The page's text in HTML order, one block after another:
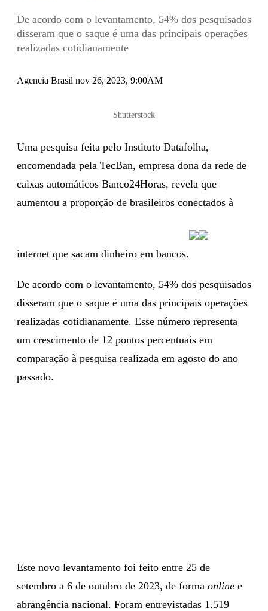
De acordo com o levantamento, 54% dos pesquisados
disseram que o saque é uma das principais operações
realizadas cotidianamente
Agencia Brasil nov 26, 2023, 9:00AM
Shutterstock
Uma pesquisa feita pelo Instituto Datafolha,
encomendada pela TecBan, empresa dona da rede de
caixas automáticos Banco24Horas, revela que
aumentou a proporção de brasileiros conectados à
internet que sacam dinheiro em bancos.
De acordo com o levantamento, 54% dos pesquisados
disseram que o saque é uma das principais operações
realizadas cotidianamente. Esse número representa
um crescimento de 12 pontos percentuais em
comparação à pesquisa realizada em agosto do ano
passado.
Este novo levantamento foi feito entre 25 de
setembro a 6 de outubro de 2023, de forma online e
abrangência nacional. Foram entrevistadas 1.519